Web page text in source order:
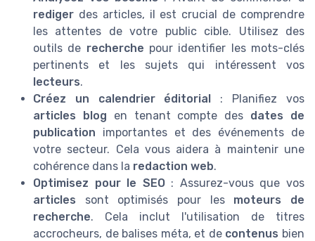
rediger des articles, il est crucial de comprendre
les attentes de votre public cible. Utilisez des
outils de recherche pour identifier les mots-clés
pertinents et les sujets qui intéressent vos
lecteurs.
Créez un calendrier éditorial : Planifiez vos
articles blog en tenant compte des dates de
publication importantes et des événements de
votre secteur. Cela vous aidera à maintenir une
cohérence dans la redaction web.
Optimisez pour le SEO: Assurez-vous que vos
articles sont optimisés pour les moteurs de
recherche. Cela inclut l'utilisation de titres
accrocheurs, de balises méta, et de contenus bien